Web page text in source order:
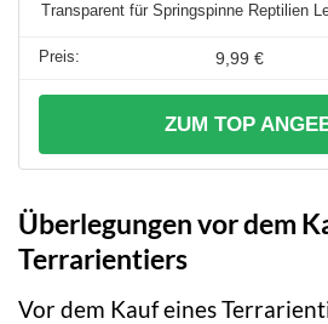
Transparent für Springspinne Reptilien
9,99 €
ZUM TOP
Überlegungen vor dem
Terrarientiers
Vor dem Kauf eines